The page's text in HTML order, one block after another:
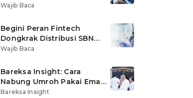
OVO di Tokopedia
Wajib Baca
Begini Peran Fintech
Dongkrak Distribusi SBN
Ritel
Wajib Baca
Bareksa Insight: Cara
Nabung Umroh Pakai Emas
Digital agar Nilainya
Bareksa Insight